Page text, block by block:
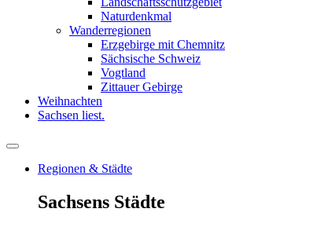
Naturdenkmal
Wanderregionen
Erzgebirge mit Chemnitz
Sächsische Schweiz
Vogtland
Zittauer Gebirge
Weihnachten
Sachsen liest.
Regionen & Städte
Sachsens Städte